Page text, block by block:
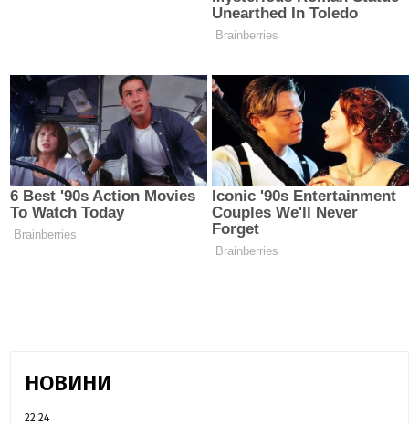
НОВИНИ
22:24